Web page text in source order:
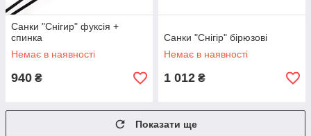
Санки "Снігир" фуксія +
спинка
Немає в наявності
940 ₴
Санки "Снігір" бірюзові
Немає в наявності
1 012 ₴
Показати ще